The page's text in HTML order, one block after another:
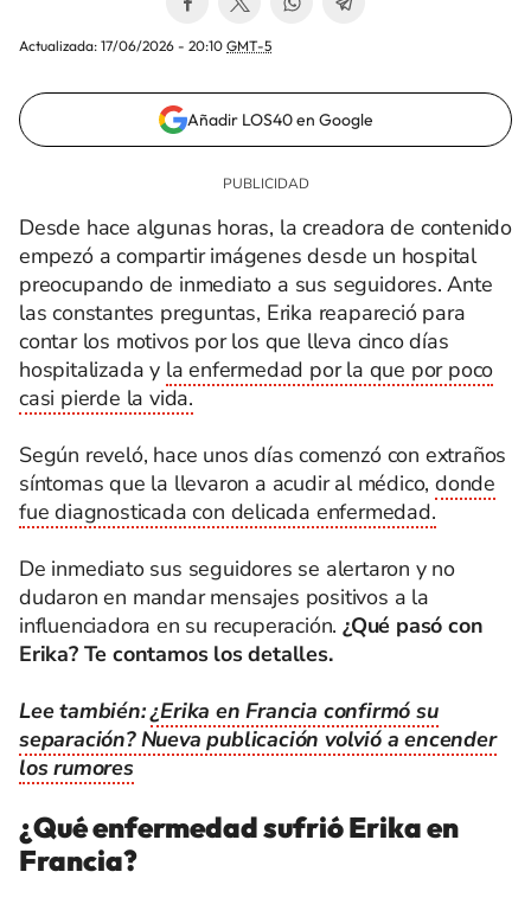
Actualizada: 17/06/2026 - 20:10 GMT-5
Añadir LOS40 en Google
Desde hace algunas horas, la creadora de contenido
empezó a compartir imágenes desde un hospital
preocupando de inmediato a sus seguidores. Ante
las constantes preguntas, Erika reapareció para
contar los motivos por los que lleva cinco días
hospitalizada y la enfermedad por la que por poco
casi pierde la vida.
Según reveló, hace unos días comenzó con extraños
síntomas que la llevaron a acudir al médico, donde
fue diagnosticada con delicada enfermedad.
De inmediato sus seguidores se alertaron y no
dudaron en mandar mensajes positivos a la
influenciadora en su recuperación.¿Qué pasó con
Erika? Te contamos los detalles.
Lee también:¿Erika en Francia confirmó su
separación? Nueva publicación volvió a encender
los rumores
¿Qué enfermedad sufrió Erika en
Francia?